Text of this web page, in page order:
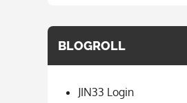
BLOGROLL
JIN33 Login